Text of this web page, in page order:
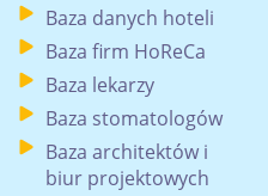
Baza danych hoteli
Baza firm HoReCa
Baza lekarzy
Baza stomatologów
Baza architektów i
biur projektowych